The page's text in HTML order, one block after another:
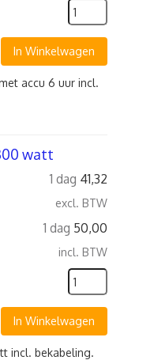
In Winkelwagen
accu 6 uur incl.
watt
1 dag 41,32
excl. BTW
1 dag 50,00
incl. BTW
In Winkelwagen
incl. bekabeling.